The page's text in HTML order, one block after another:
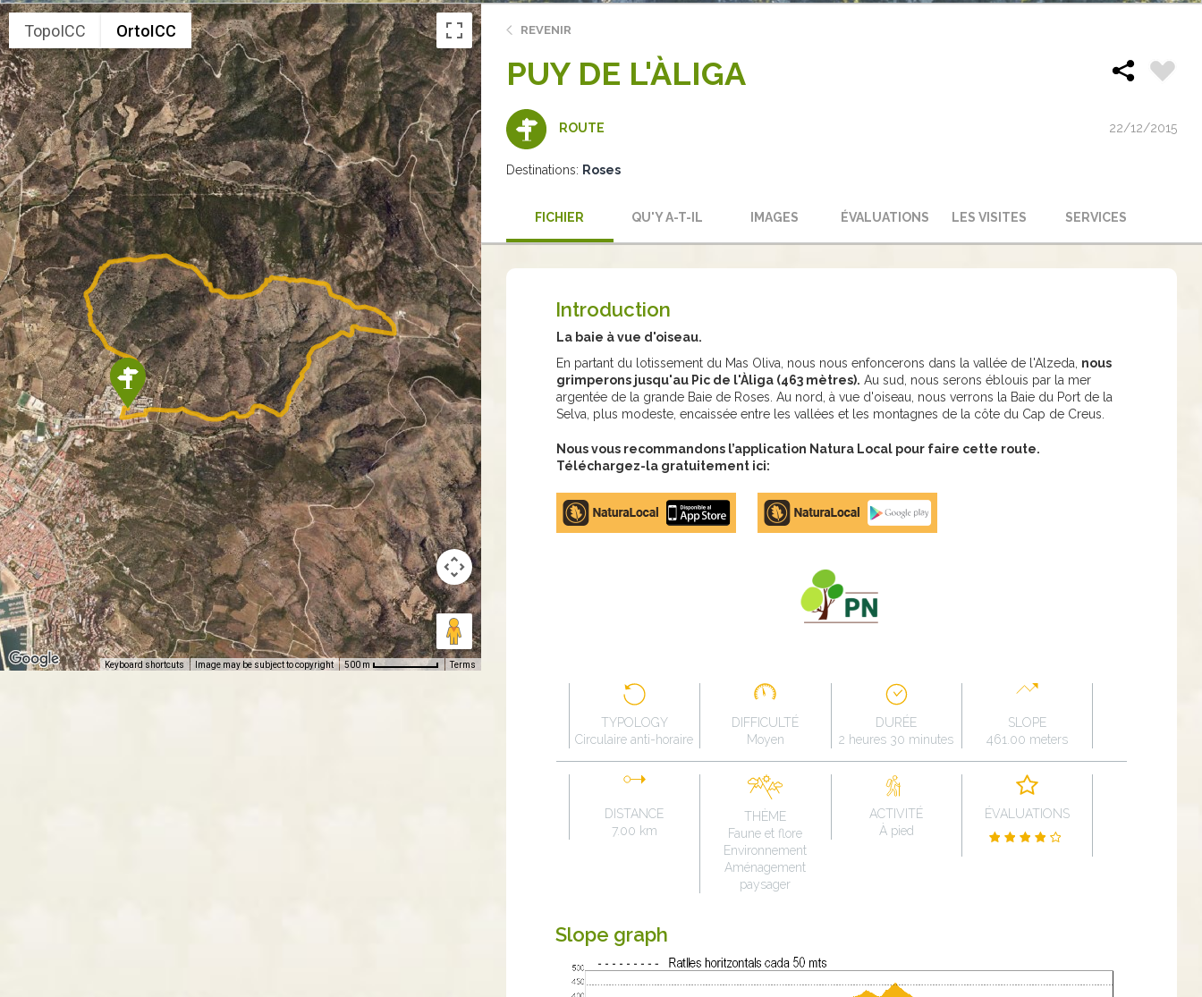
TopoICC OrtoICC
Keyboard shortcuts Image may be subject to copyright 500 m Terms
REVENIR
PUY DE L'ÀLIGA
ROUTE 22/12/2015
Destinations: Roses
FICHIER QU'Y A-T-IL IMAGES ÉVALUATIONS LES VISITES SERVICES
Introduction
La baie à vue d'oiseau.
En partant du lotissement du Mas Oliva, nous nous enfoncerons dans la vallée de l'Alzeda, nous
grimperons jusqu'au Pic de l'Àliga (463 mètres). Au sud, nous serons éblouis par la mer
argentée de la grande Baie de Roses. Au nord, à vue d'oiseau, nous verrons la Baie du Port de la
Selva, plus modeste, encaissée entre les vallées et les montagnes de la côte du Cap de Creus.
Nous vous recommandons l’application Natura Local pour faire cette route.
Téléchargez-la gratuitement ici:
Apple
store
Google
Play
TYPOLOGY
Circulaire anti-horaire
DIFFICULTÉ
Moyen
DURÉE
2 heures 30 minutes
SLOPE
461.00 meters
DISTANCE
7.00 km
THÈME
Faune et flore
Environnement
Aménagement
paysager
ACTIVITÉ
À pied
ÉVALUATIONS
Slope graph